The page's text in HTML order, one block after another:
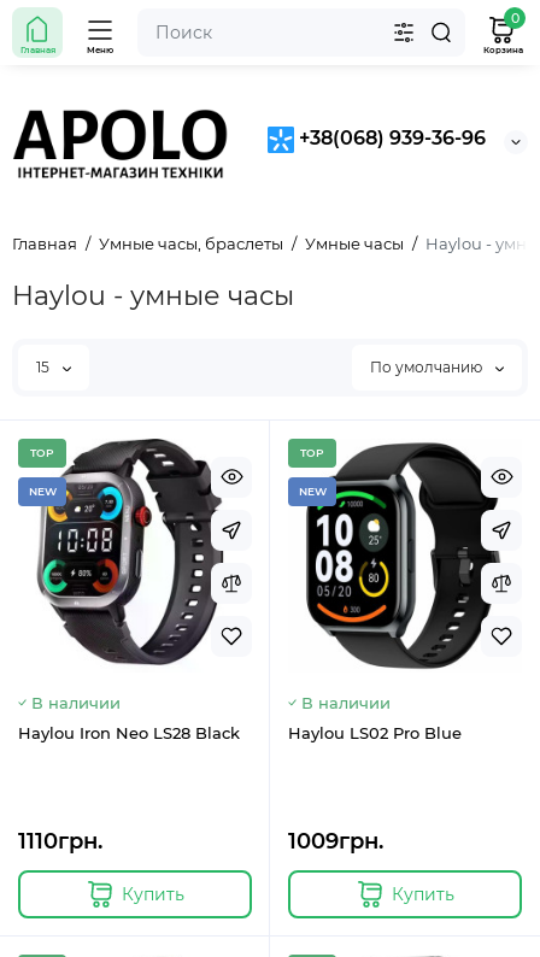
+38(068) 939-36-96
Главная Меню
0
Корзина
Главная Умные часы, браслеты Умные часы Haylou -
Haylou - умные часы
15 По умолчанию
TOP
NEW
В наличии
Haylou Iron Neo LS28 Black
1110грн.
Купить
TOP
NEW
В наличии
Haylou LS02 Pro Blue
1009грн.
Купить